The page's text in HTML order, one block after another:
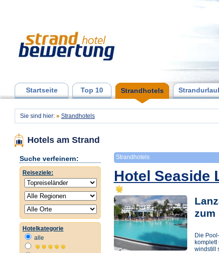
Startseite Top 10 Strandhotels
Sie sind hier: » Strandhotels
Hotels am Strand
Suche verfeinern:
Reiseziele:
Hotelkategorie
alle
Strandhotels
Hotel Seaside
zum
Die
windstill